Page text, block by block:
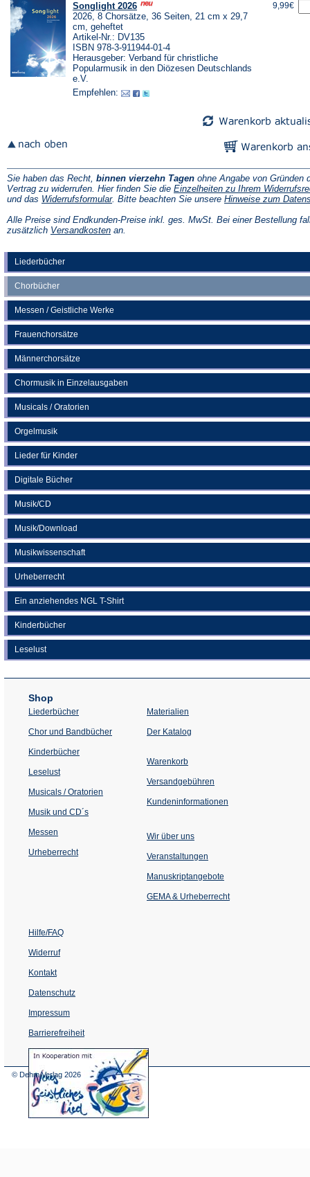
Liederbücher
Chorbücher
Messen / Geistliche Werke
Frauenchorsätze
Männerchorsätze
Chormusik in Einzelausgaben
Musicals / Oratorien
Orgelmusik
Lieder für Kinder
Digitale Bücher
Musik/CD
Musik/Download
Musikwissenschaft
Urheberrecht
Ein anziehendes NGL T-Shirt
Kinderbücher
Leselust
Songlight 2026
2026, 8 Chorsätze, 36 Seiten, 21 cm x 29,7
cm, geheftet
Artikel-Nr.: DV135
ISBN 978-3-911944-01-4
Herausgeber: Verband für christliche
Popularmusik in den Diözesen Deutschlands
e.V.
Empfehlen:
9,99€
Sie haben das Recht, binnen vierzehn Tagen ohne Angabe von Gründen
Vertrag zu widerrufen. Hier finden Sie die Einzelheiten zu Ihrem
und das Widerrufsformular(Öffnet
einem
neuen
. Bitte beachten Sie unsere Hinweise zum
Alle Preise sind Endkunden-Preise inkl. ges. MwSt. Bei einer Bestellung
zusätzlich Versandkosten(Öffnet
an.
Shop
Liederbücher
Chor und Bandbücher
Kinderbücher
Leselust
Musicals / Oratorien
Musik und CD´s
Messen
Urheberrecht
Materialien
Der Katalog
Warenkorb
Versandgebühren
Kundeninformationen
Wir über uns
Veranstaltungen
einem
Tab)
Manuskriptangebote
GEMA & Urheberrecht
Hilfe/FAQ
Widerruf
Kontakt
Datenschutz
Impressum
Barrierefreiheit
(Öffnet
in
© Dehm Verlag 2026